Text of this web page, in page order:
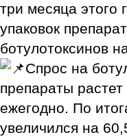
три месяца этого
упаковок
ботулотоксинов
Спрос на
препараты
ежегодно. По
увеличился на